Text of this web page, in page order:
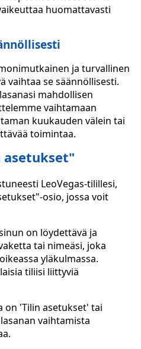
huomattavasti
ja turvallinen
vaihtaa se säännöllisesti.
mahdollisen
vaihtamaan
kuukauden välein tai
toimintaa.
asetukset"
LeoVegas-tilillesi,
osio, jossa voit
on löydettävä ja
tai nimeäsi, joka
yläkulmassa.
tiliisi liittyviä
on 'Tilin asetukset' tai
vaihtamista